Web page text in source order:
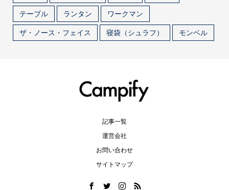
テーブル
ランタン
ワークマン
ザ・ノース・フェイス
寝袋（シュラフ） モンベル
記事一覧
運営会社
お問い合わせ
サイトマップ